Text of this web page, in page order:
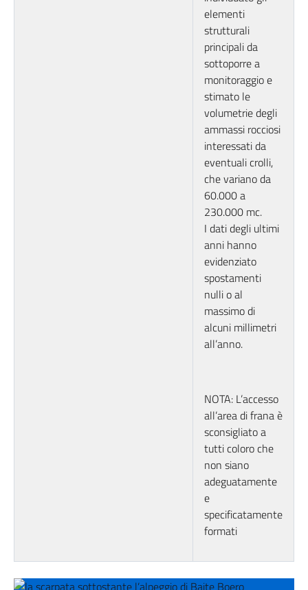
elementi
strutturali
principali da
sottoporre a
monitoraggio e
stimato le
volumetrie degli
ammassi rocciosi
interessati da
eventuali crolli,
che variano da
60.000 a
230.000 mc.
I dati degli ultimi
anni hanno
evidenziato
spostamenti
nulli o al
massimo di
alcuni millimetri
all’anno.
NOTA: L’accesso
all’area di frana è
sconsigliato a
tutti coloro che
non siano
adeguatamente
e
specificatamente
formati